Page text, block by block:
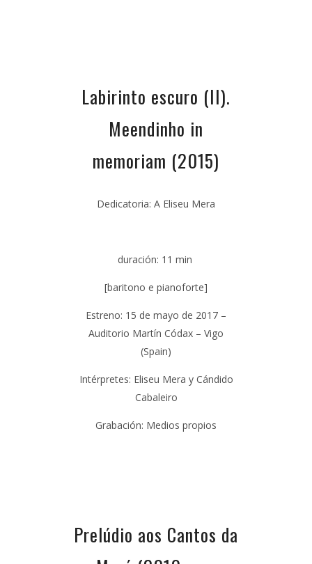
Labirinto escuro (II).
Meendinho in
memoriam (2015)
Dedicatoria: A Eliseu Mera
duración: 11 min
[baritono e pianoforte]
Estreno: 15 de mayo de 2017 –
Auditorio Martín Códax – Vigo
(Spain)
Intérpretes: Eliseu Mera y Cándido
Cabaleiro
Grabación: Medios propios
Prelúdio aos Cantos da